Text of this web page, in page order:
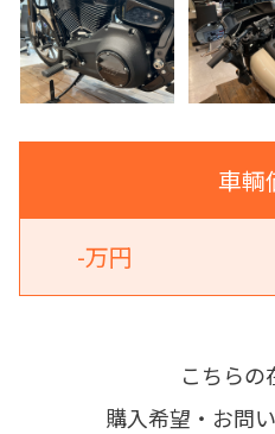
車輌
-万円
こちらの
購入希望・お問